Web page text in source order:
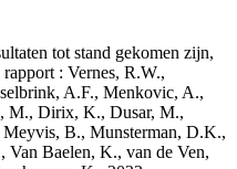
tot stand gekomen zijn,
: Vernes, R.W.,
A.F., Menkovic, A.,
M., Dirix, K., Dusar, M.,
B., Munsterman, D.K.,
Van Baelen, K., van de Ven,